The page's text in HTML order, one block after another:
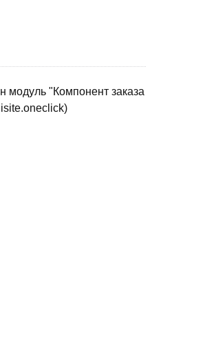
модуль "Компонент заказа